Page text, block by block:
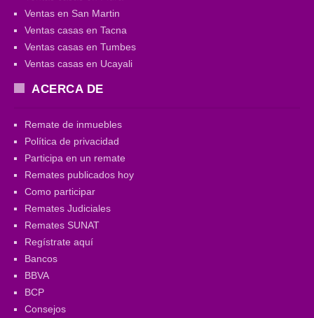
Ventas en San Martin
Ventas casas en Tacna
Ventas casas en Tumbes
Ventas casas en Ucayali
ACERCA DE
Remate de inmuebles
Política de privacidad
Participa en un remate
Remates publicados hoy
Como participar
Remates Judiciales
Remates SUNAT
Regístrate aquí
Bancos
BBVA
BCP
Consejos